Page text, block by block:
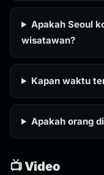
Apakah Seoul
wisatawan?
Kapan waktu
Apakah orang
📺 Video